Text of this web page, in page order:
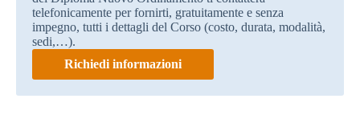
telefonicamente per fornirti, gratuitamente e senza
impegno, tutti i dettagli del Corso (costo, durata, modalità,
sedi,…).
Richiedi informazioni